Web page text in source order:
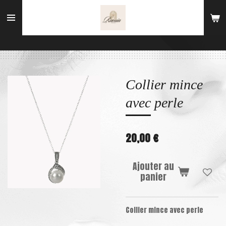
au
Collier mince
avec perle
20,00 €
Ajouter au
panier
Collier mince avec perle